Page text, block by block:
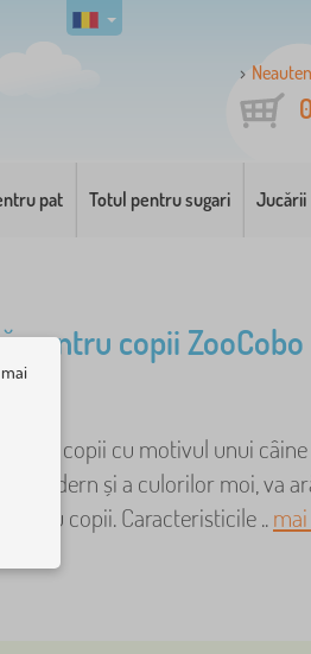
pat Totul pentru sugari Jucării
pentru copii ZooCobo
pentru copii cu motivul unui
modern și a culorilor moi, va
pentru copii. Caracteristicile ..